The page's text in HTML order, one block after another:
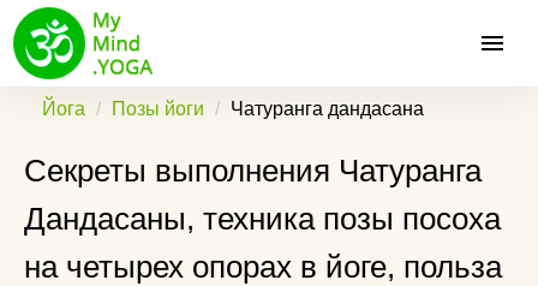
Йога Позы йоги Чатуранга дандасана
Секреты выполнения Чатуранга
Дандасаны, техника позы посоха
на четырех опорах в йоге, польза